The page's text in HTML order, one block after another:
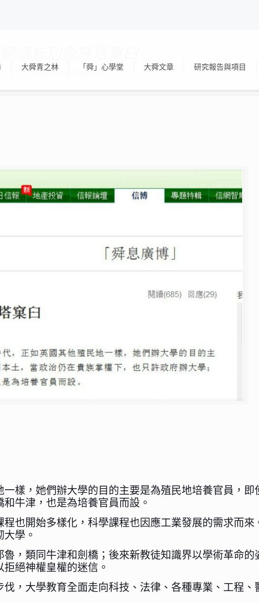
大舜青之林 「舜」心學堂 大舜文章 研究報告與項目
大學科研須告別象牙塔窠臼
樣，她們辦大學的目的主要是為殖民地培養官員，即
牛津，也是為培養官員而設。
也開始多樣化，科學課程也因應工業發展的需求而
學。
，類同牛津和劍橋；後來新教徒知識界以學術革命的
絕神權皇權的迷信。
，大學教育全面走向科技、法律、各種專業、工程、